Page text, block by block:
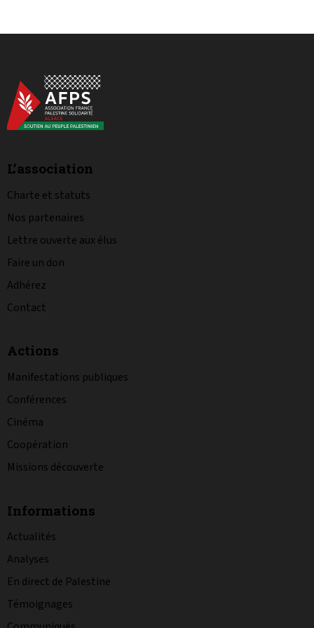
L’association
Charte et statuts
Nos partenaires
Lettre ouverte aux élus
Faire un don
Adhérez
Contact
Actions
Manifestations publiques
Conférences
Cinéma
Coopération
Missions découverte
Informations
Actualités
Analyses
En direct de Palestine
Témoignages